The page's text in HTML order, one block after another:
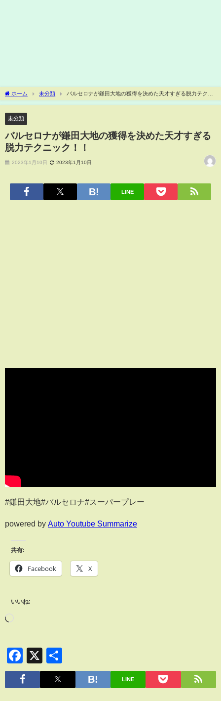
ホーム 未分類
バルセロナが鎌田大地の獲得を決めた天才すぎる脱力テクニ
ック！！
未分類
バルセロナが鎌田大地の獲得を決めた天才すぎる
脱力テクニック！！
2023年1月10日 2023年1月10日
LINE
#鎌田大地#バルセロナ#スーパープレー
powered by Auto Youtube Summarize
共有:
Facebook X
いいね:
Facebook
X
有
LINE